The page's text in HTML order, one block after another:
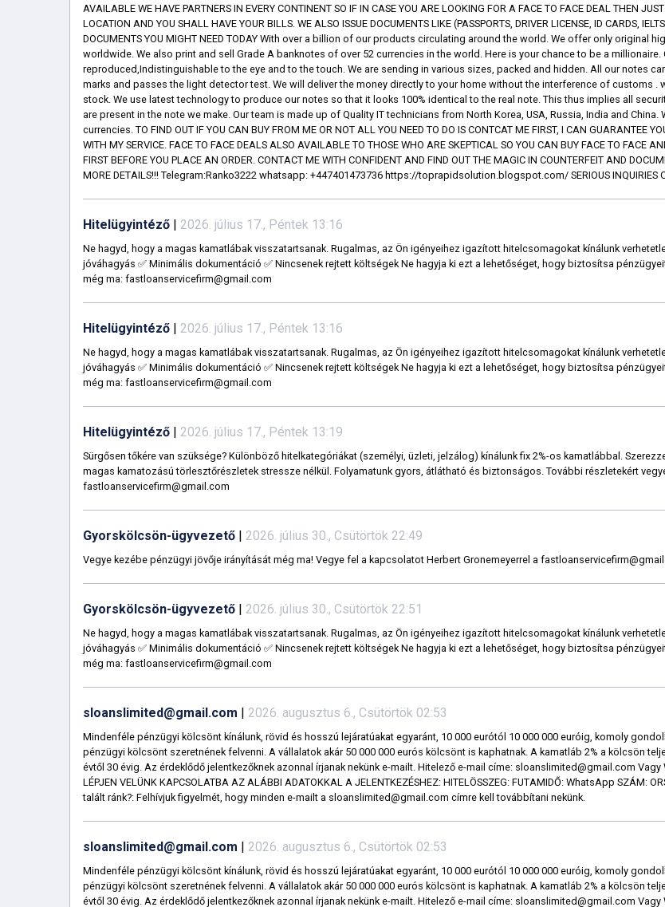
AVAILABLE WE HAVE PARTNERS IN EVERY CONTINENT SO IF IN CASE YOU ARE LOOKING FOR A FACE TO FACE DEAL THEN
LOCATION AND YOU SHALL HAVE YOUR BILLS. WE ALSO ISSUE DOCUMENTS LIKE (PASSPORTS, DRIVER LICENSE, ID CARDS,
DOCUMENTS YOU MIGHT NEED TODAY With over a billion of our products circulating around the world. We offer only original
worldwide. We also print and sell Grade A banknotes of over 52 currencies in the world. Here is your chance to be a millionaire.
reproduced,Indistinguishable to the eye and to the touch. We are sending in various sizes, packed and hidden. All our notes
marks and passes the light detector test. We will deliver the money directly to your home without the interference of customs .
stock. We use latest technology to produce our notes so that it looks 100% identical to the real note. This thus implies all
are present in the note we make. Our team is made up of Quality IT technicians from North Korea, USA, Russia, India and China.
currencies. TO FIND OUT IF YOU CAN BUY FROM ME OR NOT ALL YOU NEED TO DO IS CONTCAT ME FIRST, I CAN GUARANTEE
WITH MY SERVICE. FACE TO FACE DEALS ALSO AVAILABLE TO THOSE WHO ARE SKEPTICAL SO YOU CAN BUY FACE TO FACE
FIRST BEFORE YOU PLACE AN ORDER. CONTACT ME WITH CONFIDENT AND FIND OUT THE MAGIC IN COUNTERFEIT AND
MORE DETAILS!!! Telegram:Ranko3222 whatsapp: +447401473736 https://toprapidsolution.blogspot.com/ SERIOUS INQUIRIES
Hitelügyintéző | 2026. július 17., Péntek 13:16
Ne hagyd, hogy a magas kamatlábak visszatartsanak. Rugalmas, az Ön igényeihez igazított hitelcsomagokat kínálunk
jóváhagyás ✅ Minimális dokumentáció ✅ Nincsenek rejtett költségek Ne hagyja ki ezt a lehetőséget, hogy biztosítsa
még ma: fastloanservicefirm@gmail.com
Hitelügyintéző | 2026. július 17., Péntek 13:16
Ne hagyd, hogy a magas kamatlábak visszatartsanak. Rugalmas, az Ön igényeihez igazított hitelcsomagokat kínálunk
jóváhagyás ✅ Minimális dokumentáció ✅ Nincsenek rejtett költségek Ne hagyja ki ezt a lehetőséget, hogy biztosítsa
még ma: fastloanservicefirm@gmail.com
Hitelügyintéző | 2026. július 17., Péntek 13:19
Sürgősen tőkére van szüksége? Különböző hitelkategóriákat (személyi, üzleti, jelzálog) kínálunk fix 2%-os kamatlábbal.
magas kamatozású törlesztőrészletek stressze nélkül. Folyamatunk gyors, átlátható és biztonságos. További részletekért
fastloanservicefirm@gmail.com
Gyorskölcsön-ügyvezető | 2026. július 30., Csütörtök 22:49
Vegye kezébe pénzügyi jövője irányítását még ma! Vegye fel a kapcsolatot Herbert Gronemeyerrel a
Gyorskölcsön-ügyvezető | 2026. július 30., Csütörtök 22:51
Ne hagyd, hogy a magas kamatlábak visszatartsanak. Rugalmas, az Ön igényeihez igazított hitelcsomagokat kínálunk
jóváhagyás ✅ Minimális dokumentáció ✅ Nincsenek rejtett költségek Ne hagyja ki ezt a lehetőséget, hogy biztosítsa
még ma: fastloanservicefirm@gmail.com
sloanslimited@gmail.com | 2026. augusztus 6., Csütörtök 02:53
Mindenféle pénzügyi kölcsönt kínálunk, rövid és hosszú lejáratúakat egyaránt, 10 000 eurótól 10 000 000 euróig, komoly
pénzügyi kölcsönt szeretnének felvenni. A vállalatok akár 50 000 000 eurós kölcsönt is kaphatnak. A kamatláb 2% a kölcsön
évtől 30 évig. Az érdeklődő jelentkezőknek azonnal írjanak nekünk e-mailt. Hitelező e-mail címe: sloanslimited@gmail.com Vagy
LÉPJEN VELÜNK KAPCSOLATBA AZ ALÁBBI ADATOKKAL A JELENTKEZÉSHEZ: HITELÖSSZEG: FUTAMIDŐ: WhatsApp SZÁM:
talált ránk?: Felhívjuk figyelmét, hogy minden e-mailt a sloanslimited@gmail.com címre kell továbbítani nekünk.
sloanslimited@gmail.com | 2026. augusztus 6., Csütörtök 02:53
Mindenféle pénzügyi kölcsönt kínálunk, rövid és hosszú lejáratúakat egyaránt, 10 000 eurótól 10 000 000 euróig, komoly
pénzügyi kölcsönt szeretnének felvenni. A vállalatok akár 50 000 000 eurós kölcsönt is kaphatnak. A kamatláb 2% a kölcsön
évtől 30 évig. Az érdeklődő jelentkezőknek azonnal írjanak nekünk e-mailt. Hitelező e-mail címe: sloanslimited@gmail.com Vagy